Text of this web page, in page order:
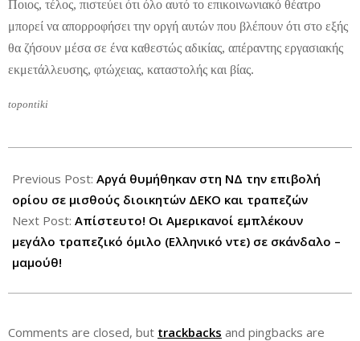
Ποιος, τέλος, πιστεύει ότι όλο αυτό το επικοινωνιακό θέατρο
μπορεί να απορροφήσει την οργή αυτών που βλέπουν ότι στο εξής
θα ζήσουν μέσα σε ένα καθεστώς αδικίας, απέραντης εργασιακής
εκμετάλλευσης, φτώχειας, καταστολής και βίας.
topontiki
10-
27
Previous Post: Αργά θυμήθηκαν στη ΝΔ την επιβολή
ορίου σε μισθούς διοικητών ΔΕΚΟ και τραπεζών
Next Post: Απίστευτο! Οι Αμερικανοί εμπλέκουν
μεγάλο τραπεζικό όμιλο (Ελληνικό ντε) σε σκάνδαλο –
μαμούθ!
Comments are closed, but trackbacks and pingbacks are